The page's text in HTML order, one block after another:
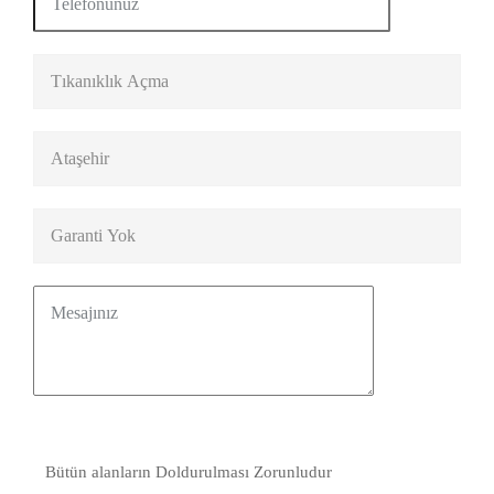
Bütün alanların Doldurulması Zorunludur